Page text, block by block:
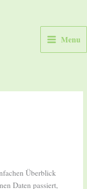
Menu
Überblick
Daten passiert,